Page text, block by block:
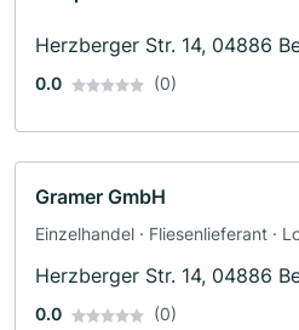
Herzberger Str. 14, 04886
0.0 (0)
Gramer GmbH
Einzelhandel · Fliesenlieferant ·
Herzberger Str. 14, 04886
0.0 (0)